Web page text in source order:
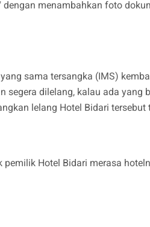
dengan menambahkan foto
sama tersangka (IMS)
segera dilelang, kalau ada
lelang Hotel Bidari
pemilik Hotel Bidari merasa